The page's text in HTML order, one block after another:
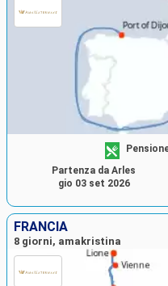
Partenza da Arles
gio 03 set 2026
FRANCIA
8 giorni, amakristina